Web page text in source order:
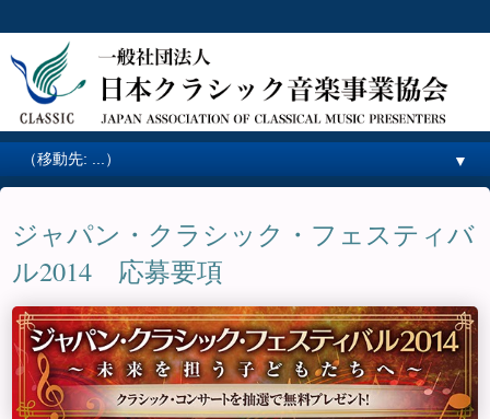
▼
ジャパン・クラシック・フェスティバ
ル2014 応募要項